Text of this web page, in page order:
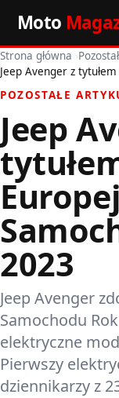
Moto
Start
Wiadomości
Premiery
Porady
Pozostałe
Strona główna ›
Jeep Avenger z
POZOSTAŁE
Jeep
2023
Jeep Avenger
Samochodu
elektryczne
Pierwszy
dziennikarzy z